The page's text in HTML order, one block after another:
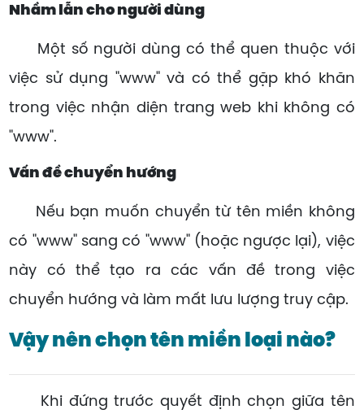
Nhầm lẫn cho người dùng
Một số người dùng có thể quen thuộc với
việc sử dụng "www" và có thể gặp khó khăn
trong việc nhận diện trang web khi không có
"www".
Vấn đề chuyển hướng
Nếu bạn muốn chuyển từ tên miền không
có "www" sang có "www" (hoặc ngược lại), việc
này có thể tạo ra các vấn đề trong việc
chuyển hướng và làm mất lưu lượng truy cập.
Vậy nên chọn tên miền loại nào?
Khi đứng trước quyết định chọn giữa tên